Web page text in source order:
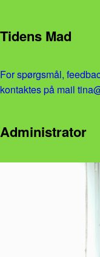
Tidens Mad
For spørgsmål,
kontaktes på mail
Administrator